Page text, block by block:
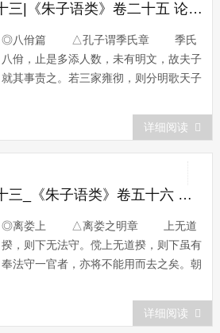
《朱子语类》卷九十三|《朱子语类》卷二十五 论语七
◎八佾篇 △孔子谓季氏章 季氏
八佾，止是多添人数，未有明文，故夫子
就其事责之。若三家雍彻，则分明歌天子
问：是可忍也，孰不可忍也！曰：季
氏初心，也须知其为不安。然见这八佾人
数热闹，便自忍而用之。这便是遏绝天
理，失其初心也。 子升问集注两说
不同...
详细阅读
《朱子语类》卷九十三_《朱子语类》卷五十六 孟子六
◎离娄上 △离娄之明章 上无道
揆，则下无法守。傥上无道揆，则下虽有
奉法守一官者，亦将不能用而去之矣。朝
理只要人信得及，自然依那个行，不敢逾
越。惟其不信，所以妄作。如胥吏分明知
详细阅读